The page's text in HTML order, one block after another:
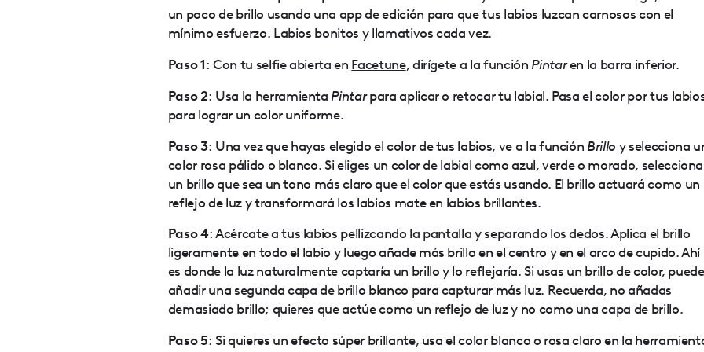
un poco de brillo usando una app de edición para que tus labios luzcan carnosos con el
mínimo esfuerzo. Labios bonitos y llamativos cada vez.
Paso 1: Con tu selfie abierta en Facetune, dirígete a la función Pintaren la barra inferior.
Paso 2: Usa la herramienta Pintarpara aplicar o retocar tu labial. Pasa el color por tus
para lograr un color uniforme.
Paso 3: Una vez que hayas elegido el color de tus labios, ve a la función Brillo y selecciona
color rosa pálido o blanco. Si eliges un color de labial como azul, verde o morado, selecciona
un brillo que sea un tono más claro que el color que estás usando. El brillo actuará como un
reflejo de luz y transformará los labios mate en labios brillantes.
Paso 4: Acércate a tus labios pellizcando la pantalla y separando los dedos. Aplica el brillo
ligeramente en todo el labio y luego añade más brillo en el centro y en el arco de cupido. Ahí
es donde la luz naturalmente captaría un brillo y lo reflejaría. Si usas un brillo de color,
añadir una segunda capa de brillo blanco para capturar más luz. Recuerda, no añadas
demasiado brillo; quieres que actúe como un reflejo de luz y no como una capa de brillo.
Paso 5: Si quieres un efecto súper brillante, usa el color blanco o rosa claro en la